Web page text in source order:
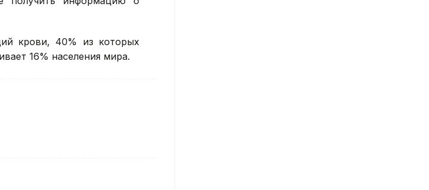
крови, 40% из которых
16% населения мира.